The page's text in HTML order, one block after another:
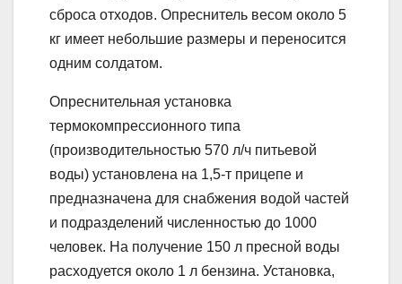
сброса отходов. Опреснитель весом около 5
кг имеет небольшие размеры и переносится
одним солдатом.
Опреснительная установка
термокомпрессионного типа
(производительностью 570 л/ч питьевой
воды) установлена на 1,5-т прицепе и
предназначена для снабжения водой частей
и подразделений численностью до 1000
человек. На получение 150 л пресной воды
расходуется около 1 л бензина. Установка,